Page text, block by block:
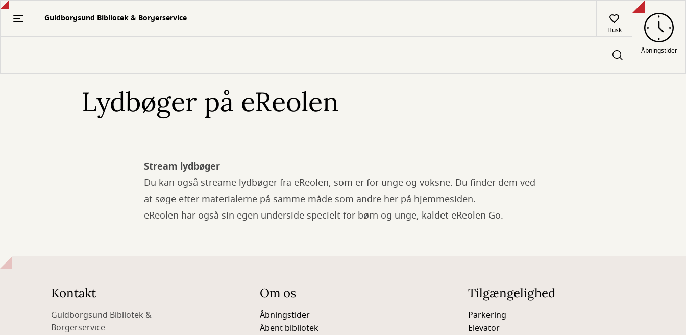
Gå
Guldborgsund Bibliotek & Borgerservice
Husk
Åbningstider
Lydbøger på eReolen
Stream lydbøger
Du kan også streame lydbøger fra eReolen, som er for unge og voksne. Du finder dem ved
at søge efter materialerne på samme måde som andre her på hjemmesiden.
eReolen har også sin egen underside specielt for børn og unge, kaldet eReolen Go.
Kontakt
Guldborgsund Bibliotek &
Borgerservice
Om os
Åbningstider
Åbent bibliotek
Tilgængelighed
Parkering
Elevator